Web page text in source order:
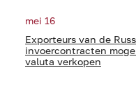
mei 16
Exporteurs van de
invoercontracten
valuta verkopen